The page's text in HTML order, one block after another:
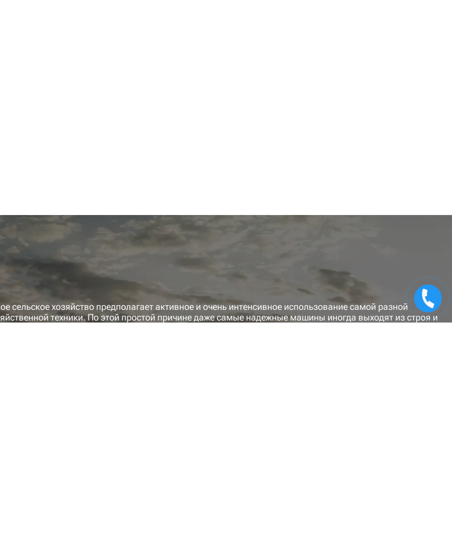
сельское хозяйство предполагает активное и очень интенсивное использование самой разной
техники. По этой простой причине даже самые надежные машины иногда выходят из строя и